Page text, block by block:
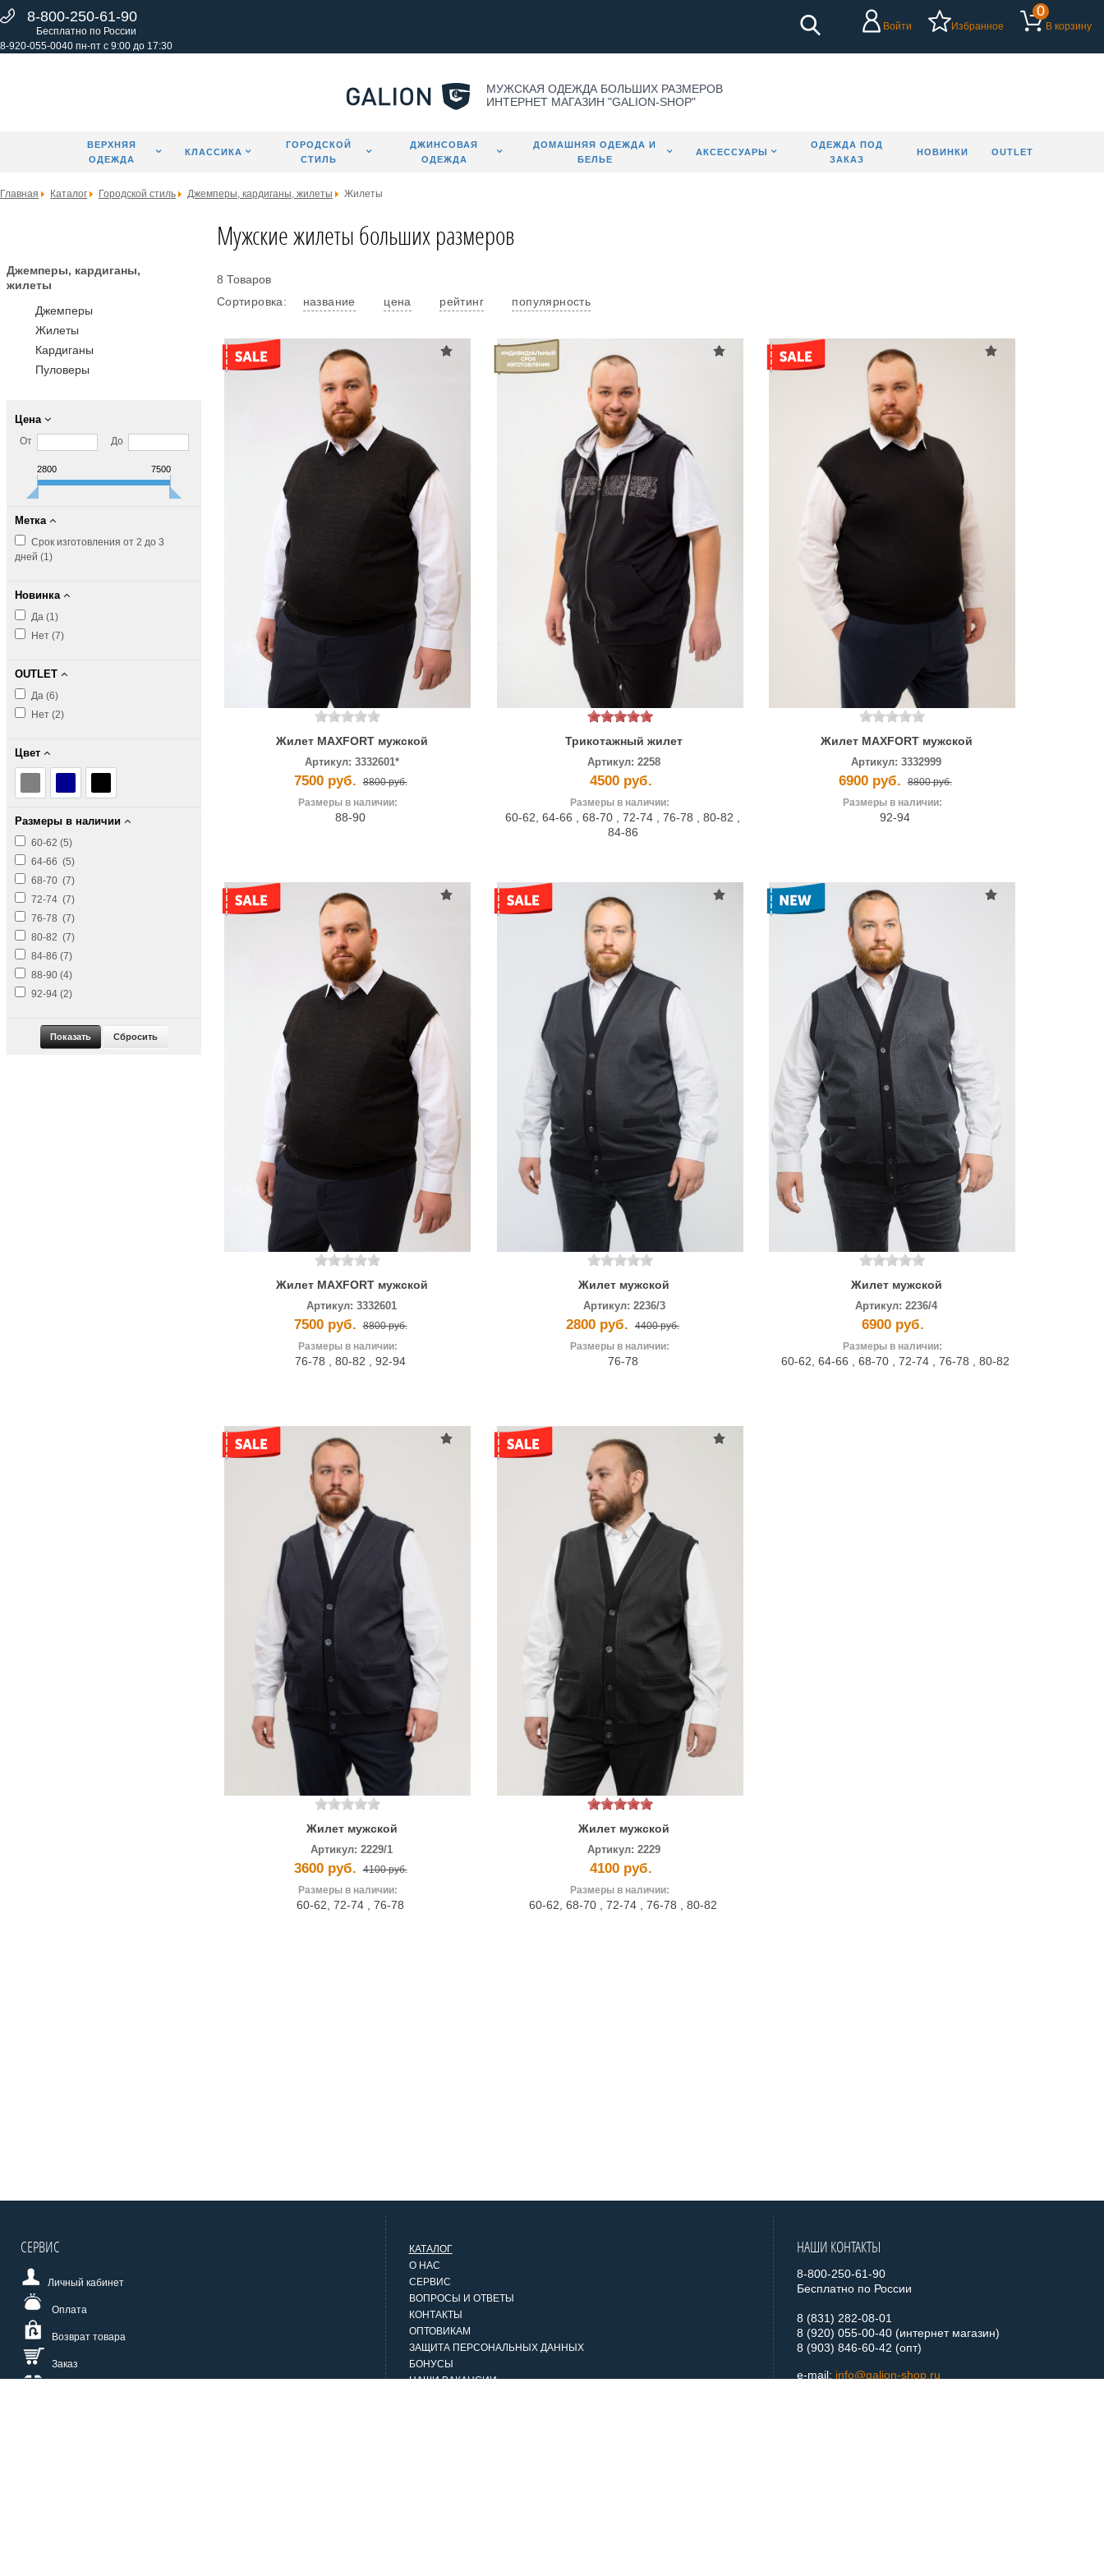
8-800-250-61-90
Бесплатно по России
8-920-055-0040 пн-пт с 9:00 до 17:30
Войти Избранное
0
В корзину
МУЖСКАЯ ОДЕЖДА БОЛЬШИХ РАЗМЕРОВ
ИНТЕРНЕТ МАГАЗИН "GALION-SHOP"
ВЕРХНЯЯ
ОДЕЖДА
КЛАССИКА
ГОРОДСКОЙ
СТИЛЬ
ДЖИНСОВАЯ
ОДЕЖДА
ДОМАШНЯЯ ОДЕЖДА И
БЕЛЬЕ
АКСЕССУАРЫ
ОДЕЖДА ПОД
ЗАКАЗ
НОВИНКИ OUTLET
Главная Каталог Городской стиль Джемперы, кардиганы, жилеты Жилеты
Джемперы, кардиганы,
жилеты
Джемперы
Жилеты
Кардиганы
Пуловеры
Цена
От До
2800 7500
Метка
Срок изготовления от 2 до 3
дней (1)
Новинка
Да (1)
Нет (7)
OUTLET
Да (6)
Нет (2)
Цвет
Размеры в наличии
60-62 (5)
64-66 (5)
68-70 (7)
72-74 (7)
76-78 (7)
80-82 (7)
84-86 (7)
88-90 (4)
92-94 (2)
Мужские жилеты больших размеров
Сортировка: название цена рейтинг популярность
8 Товаров
Жилет MAXFORT мужской
Артикул: 3332601*
7500 руб.
8800 руб.
Размеры в наличии:
88-90
Трикотажный жилет
Артикул:2258
4500 руб.
Размеры в наличии:
60-62,64-66 ,68-70 ,72-74 ,76-78 ,80-82 ,
84-86
Жилет MAXFORT мужской
Артикул:3332999
6900 руб.
8800 руб.
Размеры в наличии:
92-94
Жилет MAXFORT мужской
Артикул:3332601
7500 руб.
8800 руб.
Размеры в наличии:
76-78 ,80-82 ,92-94
Жилет мужской
Артикул: 2236/3
2800 руб.
4400 руб.
Размеры в наличии:
76-78
Жилет мужской
Артикул:2236/4
6900 руб.
Размеры в наличии:
60-62 64-66 68-70 72-74 76-78 80-82
Жилет мужской
Артикул:2229/1
3600 руб.
4100 руб.
Размеры в наличии:
60-62,72-74 ,76-78
Жилет мужской
Артикул:2229
4100 руб.
Размеры в наличии:
60-62, 68-70 , 72-74 , 76-78 , 80-82
СЕРВИС
Личный кабинет
Оплата
Возврат товара
Заказ
КАТАЛОГ
О НАС
СЕРВИС
ВОПРОСЫ И ОТВЕТЫ
КОНТАКТЫ
ОПТОВИКАМ
ЗАЩИТА ПЕРСОНАЛЬНЫХ ДАННЫХ
БОНУСЫ
НАШИ ВАКАНСИИ
НАШИ КОНТАКТЫ
8-800-250-61-90
Бесплатно по России
8 (831) 282-08-01
8 (920) 055-00-40 (интернет магазин)
8 (903) 846-60-42 (опт)
e-mail: info@galion-shop.ru